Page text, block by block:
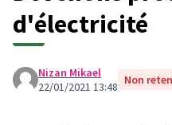
d'électricité
Nizan Mikael
22/01/2021 13:48 Non